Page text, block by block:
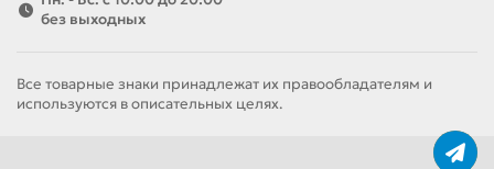
без выходных
Все товарные знаки принадлежат их правообладателям и
используются в описательных целях.